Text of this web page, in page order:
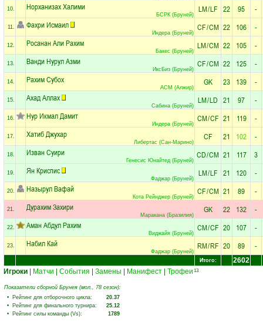
10. Норханизах Халими
БСРК (Бруней)
LM/LF 22 95 -
11. Фахри Исмаил
Индера (Бруней)
CF/CM 22 106 -
12. Росанан Али Рахим
Бакес (Бруней)
LM/CM 22 105 -
13. Ванди Нурул Азми
ИксБиз (Бруней)
CF/CM 22 125 -
14. Рахим Субох
АСМ (Алжир)
GK 23 139 -
15. Ахад Аллах
Сабина (Бруней)
LM/LD 21 97 -
16. Нур Икмал Дамит
Индера (Бруней)
CM/CF 21 119 -
17. Хатиб Джухар
Либертас (Сан-Марино)
CF 21 102 -
18. Изван Суири
Генесис Юнайтед (Бруней)
CD/CM 21 117 3
19. Ян Криспис
Фаджар (Бруней)
LM/LF 21 120 -
20. Назырул Вафай
Кота Рейнджер (Бруней)
CF/CM 21 89 -
21. Дурахим Захири
Маракана (Бразилия)
GK 22 132 -
22. Аман Абдул Рахим
Виджайя (Бруней)
CM/CF 20 107 -
23. Набил Кай
Фаджар (Бруней)
RM/RF 20 89 -
Итого:
2602
Игроки
Матчи События Замены Манифест Трофеи 13
Показатели сборной Брунея (мол., 78 сезон):
• Рейтинг для отборочного цикла:
20.37
• Рейтинг для финального турнира:
25.12
• Рейтинг силы команды (Vs):
1789